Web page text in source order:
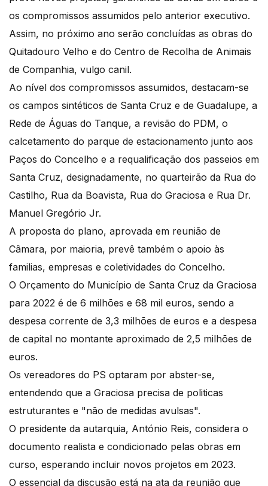
os compromissos assumidos pelo anterior executivo.
Assim, no próximo ano serão concluídas as obras do
Quitadouro Velho e do Centro de Recolha de Animais
de Companhia, vulgo canil.
Ao nível dos compromissos assumidos, destacam-se
os campos sintéticos de Santa Cruz e de Guadalupe, a
Rede de Águas do Tanque, a revisão do PDM, o
calcetamento do parque de estacionamento junto aos
Paços do Concelho e a requalificação dos passeios em
Santa Cruz, designadamente, no quarteirão da Rua do
Castilho, Rua da Boavista, Rua do Graciosa e Rua Dr.
Manuel Gregório Jr.
A proposta do plano, aprovada em reunião de
Câmara, por maioria, prevê também o apoio às
familias, empresas e coletividades do Concelho.
O Orçamento do Município de Santa Cruz da Graciosa
para 2022 é de 6 milhões e 68 mil euros, sendo a
despesa corrente de 3,3 milhões de euros e a despesa
de capital no montante aproximado de 2,5 milhões de
euros.
Os vereadores do PS optaram por abster-se,
entendendo que a Graciosa precisa de politicas
estruturantes e "não de medidas avulsas".
O presidente da autarquia, António Reis, considera o
documento realista e condicionado pelas obras em
curso, esperando incluir novos projetos em 2023.
O essencial da discusão está na ata da reunião que